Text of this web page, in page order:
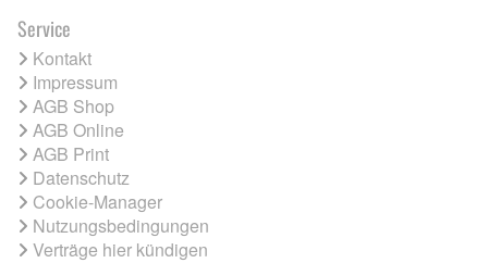
Service
Kontakt
Impressum
AGB Shop
AGB Online
AGB Print
Datenschutz
Cookie-Manager
Nutzungsbedingungen
Verträge hier kündigen